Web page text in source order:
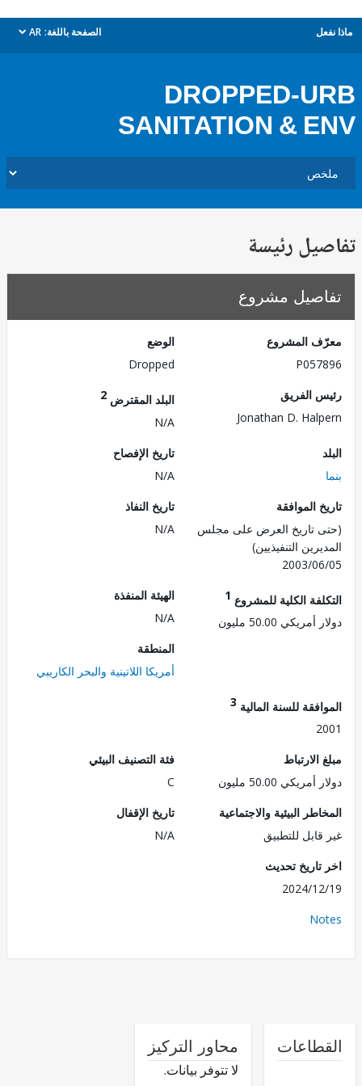
الصفحة باللغة: AR
dropdown
DROPPED-
SANITATION &
رئيسة
مشروع
المشروع
Dropped
الفريق
Jonathan D.
البلد المقترض
تاريخ الإفصاح
الموافقة
تاريخ العرض على مجلس
التنفيذيين)
2003/
تاريخ النفاذ
N/A
الكلية للمشروع1
50.00 مليون
الهيئة المنفذة
أمريكا اللاتينية والبحر الكاريبي
للسنة المالية3
50.00 مليون
فئة التصنيف البيئي
البيئية والاجتماعية
للتطبيق
تاريخ الإقفال
تحديث
2024/
محاور التركيز
لا تتوفر بيانات.